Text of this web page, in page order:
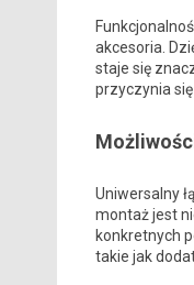
akcesoria.
staje się
przyczynia
Uniwersalny
montaż jest
konkretnych
takie jak